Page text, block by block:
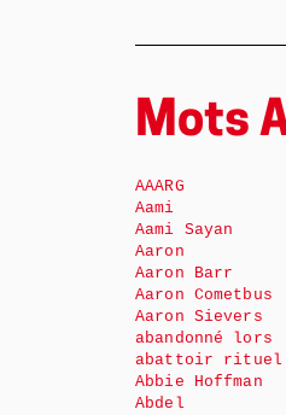
Mots
AAARG
Aami
Aami Sayan
Aaron
Aaron Barr
Aaron Cometbus
Aaron Sievers
abandonné lors
abattoir rituel
Abbie Hoffman
Abdel